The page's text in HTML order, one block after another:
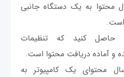
محتوا به یک دستگاه جانبی
حاصل کنید که تنظیمات
محتوای یک کامپیوتر به